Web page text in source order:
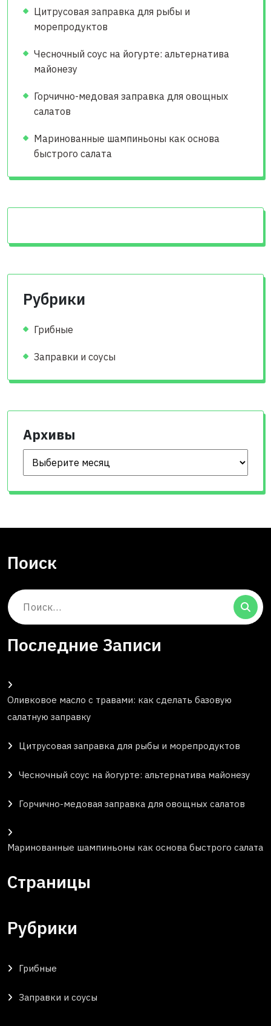
Цитрусовая заправка для рыбы и
морепродуктов
Чесночный соус на йогурте: альтернатива
майонезу
Горчично-медовая заправка для овощных
салатов
Маринованные шампиньоны как основа
быстрого салата
Рубрики
Грибные
Заправки и соусы
Архивы
Архивы
Поиск
Поиск:
Последние Записи
Оливковое масло с травами: как сделать базовую
салатную заправку
Цитрусовая заправка для рыбы и морепродуктов
Чесночный соус на йогурте: альтернатива майонезу
Горчично-медовая заправка для овощных салатов
Маринованные шампиньоны как основа быстрого салата
Страницы
Рубрики
Грибные
Заправки и соусы